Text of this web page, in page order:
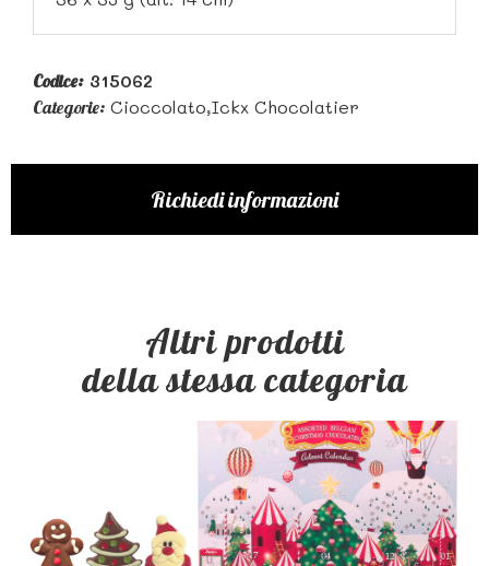
Codice:315062
Categorie: Cioccolato,ickx Chocolatier
Richiedi informazioni
Altri prodotti
della stessa categoria